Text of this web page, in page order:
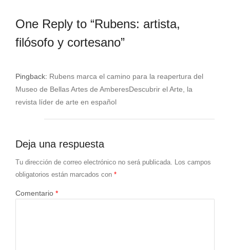
One Reply to “Rubens: artista,
filósofo y cortesano”
Pingback: Rubens marca el camino para la reapertura del
Museo de Bellas Artes de AmberesDescubrir el Arte, la
revista líder de arte en español
Deja una respuesta
Tu dirección de correo electrónico no será publicada. Los campos
obligatorios están marcados con *
Comentario *